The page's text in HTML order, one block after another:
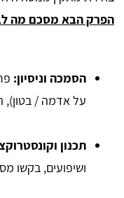
הפרק הבא מסכם מה
הסמכה וניסיון:
על אדמה / בטון),
תכנון
ושיפועים, בקשו